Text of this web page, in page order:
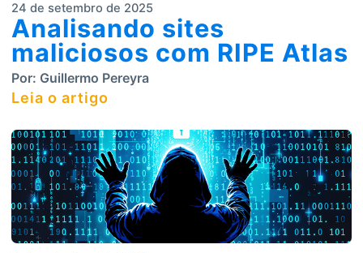
24 de setembro de 2025
Analisando sites
maliciosos com RIPE Atlas
Por: Guillermo Pereyra
Leia o artigo